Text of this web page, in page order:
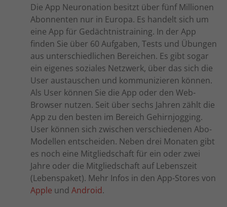
Die App Neuronation besitzt über fünf Millionen
Abonnenten nur in Europa. Es handelt sich um
eine App für Gedächtnistraining. In der App
finden Sie über 60 Aufgaben, Tests und Übungen
aus unterschiedlichen Bereichen. Es gibt sogar
ein eigenes soziales Netzwerk, über das sich die
User austauschen und kommunizieren können.
Als User können Sie die App oder den Web-
Browser nutzen. Seit über sechs Jahren zählt die
App zu den besten im Bereich Gehirnjogging.
User können sich zwischen verschiedenen Abo-
Modellen entscheiden. Neben drei Monaten gibt
es noch eine Mitgliedschaft für ein oder zwei
Jahre oder die Mitgliedschaft auf Lebenszeit
(Lebenspaket). Mehr Infos in den App-Stores von
Apple und Android.